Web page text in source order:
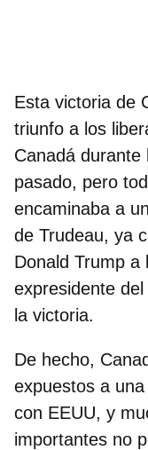
Esta victoria de
triunfo a los
Canadá
pasado, pero
encaminaba a
de Trudeau, ya
Donald Trump a
expresidente
la victoria.
De hecho,
expuestos a
con EEUU, y
importantes no